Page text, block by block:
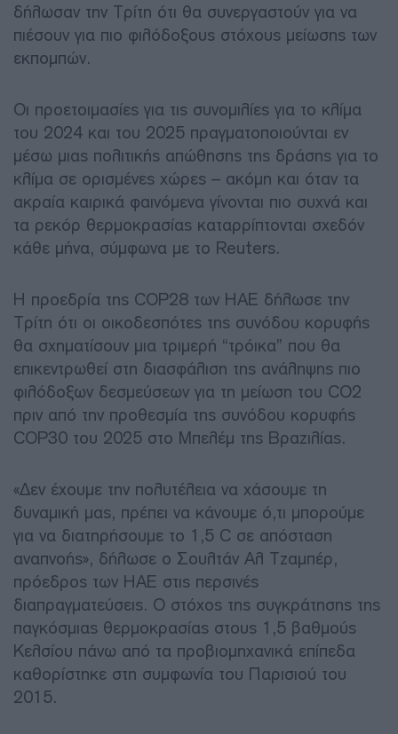
δήλωσαν την Τρίτη ότι θα συνεργαστούν για να
πιέσουν για πιο φιλόδοξους στόχους μείωσης των
εκπομπών.
Οι προετοιμασίες για τις συνομιλίες για το κλίμα
του 2024 και του 2025 πραγματοποιούνται εν
μέσω μιας πολιτικής απώθησης της δράσης για το
κλίμα σε ορισμένες χώρες – ακόμη και όταν τα
ακραία καιρικά φαινόμενα γίνονται πιο συχνά και
τα ρεκόρ θερμοκρασίας καταρρίπτονται σχεδόν
κάθε μήνα, σύμφωνα με το Reuters.
Η προεδρία της COP28 των ΗΑΕ δήλωσε την
Τρίτη ότι οι οικοδεσπότες της συνόδου κορυφής
θα σχηματίσουν μια τριμερή “τρόικα” που θα
επικεντρωθεί στη διασφάλιση της ανάληψης πιο
φιλόδοξων δεσμεύσεων για τη μείωση του CO2
πριν από την προθεσμία της συνόδου κορυφής
COP30 του 2025 στο Μπελέμ της Βραζιλίας.
«Δεν έχουμε την πολυτέλεια να χάσουμε τη
δυναμική μας, πρέπει να κάνουμε ό,τι μπορούμε
για να διατηρήσουμε το 1,5 C σε απόσταση
αναπνοής», δήλωσε ο Σουλτάν Αλ Τζαμπέρ,
πρόεδρος των ΗΑΕ στις περσινές
διαπραγματεύσεις. Ο στόχος της συγκράτησης της
παγκόσμιας θερμοκρασίας στους 1,5 βαθμούς
Κελσίου πάνω από τα προβιομηχανικά επίπεδα
καθορίστηκε στη συμφωνία του Παρισιού του
2015.